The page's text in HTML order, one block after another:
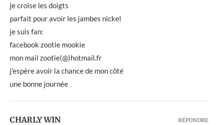
je croise les doigts
parfait pour avoir les jambes nickel
je suis fan:
facebook zootie mookie
mon mail zootie(@)hotmail.fr
j’espère avoir la chance de mon côté
une bonne journée
CHARLY WIN RÉPONDRE